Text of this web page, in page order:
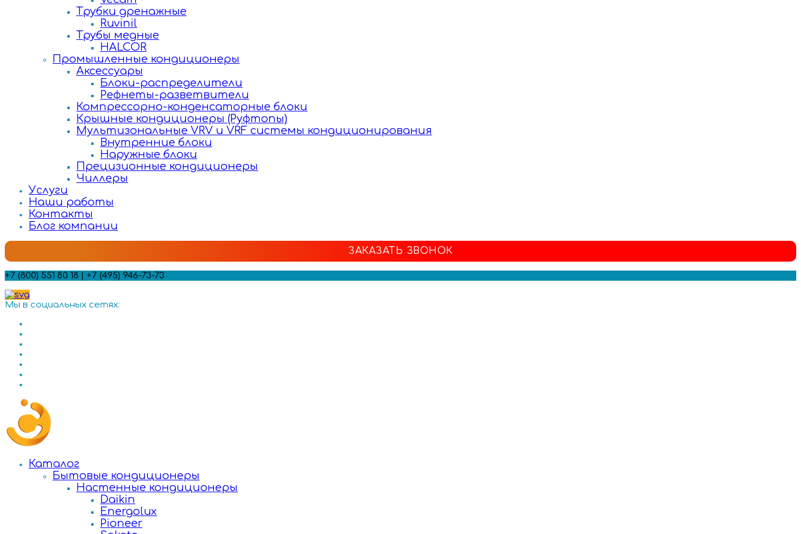
Трубки дренажные
Ruvinil
Трубы медные
HALCOR
Промышленные кондиционеры
Аксессуары
Блоки-распределители
Рефнеты-разветвители
Компрессорно-конденсаторные блоки
Крышные кондиционеры (Руфтопы)
Мультизональные VRV и VRF системы кондиционирования
Внутренние блоки
Наружные блоки
Прецизионные кондиционеры
Чиллеры
Услуги
Наши работы
Контакты
Блог компании
ЗАКАЗАТЬ ЗВОНОК
+7 (800) 551 80 18 | +7 (495) 946-73-73
Мы в социальных сетях:
Каталог
Бытовые кондиционеры
Настенные кондиционеры
Daikin
Energolux
Pioneer